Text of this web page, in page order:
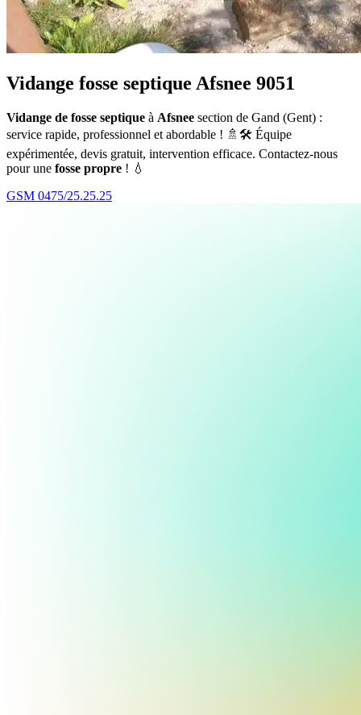
Vidange fosse septique Afsnee 9051
Vidange de fosse septique à Afsnee section de Gand (Gent) :
service rapide, professionnel et abordable ! 🚿🛠️ Équipe
expérimentée, devis gratuit, intervention efficace. Contactez-nous
pour une fosse propre ! 💧
GSM 0475/25.25.25